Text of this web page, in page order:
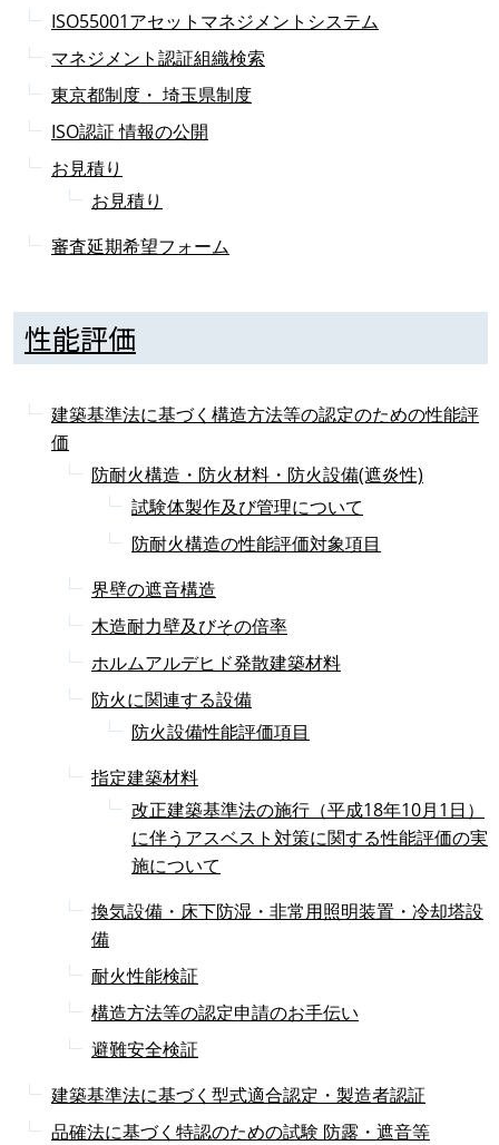
ISO55001アセットマネジメントシステム
マネジメント認証組織検索
東京都制度・ 埼玉県制度
ISO認証 情報の公開
お見積り
お見積り
審査延期希望フォーム
性能評価
建築基準法に基づく構造方法等の認定のための性能評
価
防耐火構造・防火材料・防火設備(遮炎性)
試験体製作及び管理について
防耐火構造の性能評価対象項目
界壁の遮音構造
木造耐力壁及びその倍率
ホルムアルデヒド発散建築材料
防火に関連する設備
防火設備性能評価項目
指定建築材料
改正建築基準法の施行（平成18年10月1日）
に伴うアスベスト対策に関する性能評価の実
施について
換気設備・床下防湿・非常用照明装置・冷却塔設
備
耐火性能検証
構造方法等の認定申請のお手伝い
避難安全検証
建築基準法に基づく型式適合認定・製造者認証
品確法に基づく特認のための試験 防露・遮音等